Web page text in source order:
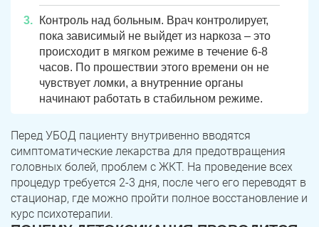
Контроль над больным. Врач контролирует,
пока зависимый не выйдет из наркоза – это
происходит в мягком режиме в течение 6-8
часов. По прошествии этого времени он не
чувствует ломки, а внутренние органы
начинают работать в стабильном режиме.
Перед УБОД пациенту внутривенно вводятся
симптоматические лекарства для предотвращения
головных болей, проблем с ЖКТ. На проведение всех
процедур требуется 2-3 дня, после чего его переводят в
стационар, где можно пройти полное восстановление и
курс психотерапии.
Троицк Озерск
Копейск Миасс
Златоуст Магнитогорск